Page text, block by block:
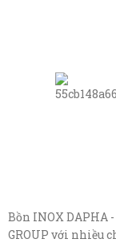
Bồn INOX DAPHA
GROUP với nhiều